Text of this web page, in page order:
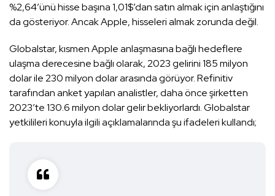
%2,64′ünü hisse başına 1,01$’dan satın almak için anlaştığını
da gösteriyor. Ancak Apple, hisseleri almak zorunda değil.
Globalstar, kısmen Apple anlaşmasına bağlı hedeflere
ulaşma derecesine bağlı olarak, 2023 gelirini 185 milyon
dolar ile 230 milyon dolar arasında görüyor. Refinitiv
tarafından anket yapılan analistler, daha önce şirketten
2023′te 130.6 milyon dolar gelir bekliyorlardı. Globalstar
yetkilileri konuyla ilgili açıklamalarında şu ifadeleri kullandı;